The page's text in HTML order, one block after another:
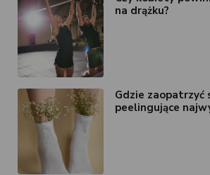
na drążku?
Gdzie zaopatrzyć
peelingujące